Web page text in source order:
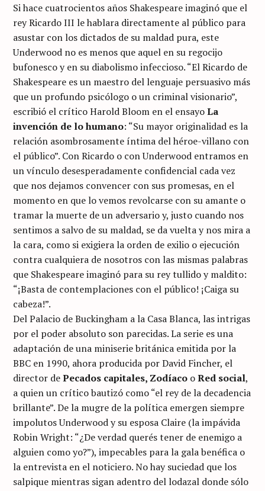
Si hace cuatrocientos años Shakespeare imaginó que el
rey Ricardo III le hablara directamente al público para
asustar con los dictados de su maldad pura, este
Underwood no es menos que aquel en su regocijo
bufonesco y en su diabolismo infeccioso. “El Ricardo de
Shakespeare es un maestro del lenguaje persuasivo más
que un profundo psicólogo o un criminal visionario”,
escribió el crítico Harold Bloom en el ensayoLa
invención de lo humano: “Su mayor originalidad es la
relación asombrosamente íntima del héroe-villano con
el público”. Con Ricardo o con Underwood entramos en
un vínculo desesperadamente confidencial cada vez
que nos dejamos convencer con sus promesas, en el
momento en que lo vemos revolcarse con su amante o
tramar la muerte de un adversario y, justo cuando nos
sentimos a salvo de su maldad, se da vuelta y nos mira a
la cara, como si exigiera la orden de exilio o ejecución
contra cualquiera de nosotros con las mismas palabras
que Shakespeare imaginó para su rey tullido y maldito:
“¡Basta de contemplaciones con el público! ¡Caiga su
cabeza!”.
Del Palacio de Buckingham a la Casa Blanca, las intrigas
por el poder absoluto son parecidas. La serie es una
adaptación de una miniserie británica emitida por la
BBC en 1990, ahora producida por David Fincher, el
director dePecados capitales, Zodíaco oRed social,
a quien un crítico bautizó como “el rey de la decadencia
brillante”. De la mugre de la política emergen siempre
impolutos Underwood y su esposa Claire (la impávida
Robin Wright: “¿De verdad querés tener de enemigo a
alguien como yo?”), impecables para la gala benéfica o
la entrevista en el noticiero. No hay suciedad que los
salpique mientras sigan adentro del lodazal donde sólo